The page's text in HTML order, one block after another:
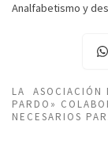
Analfabetismo y
LA ASOCIACIÓN
PARDO»
NECESARIOS